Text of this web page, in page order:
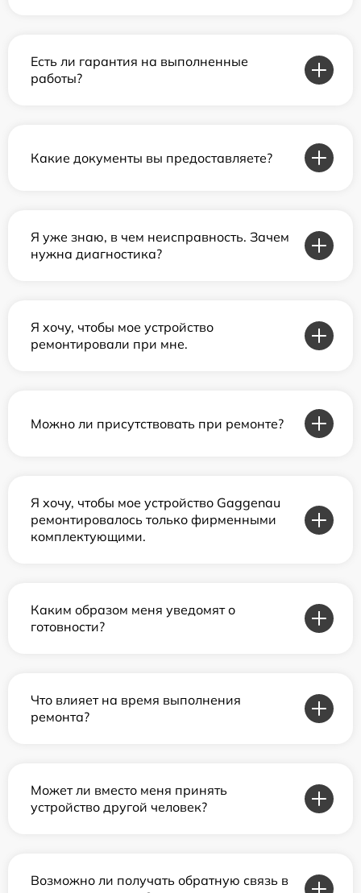
Есть ли гарантия на выполненные
работы?
Какие документы вы предоставляете?
Я уже знаю, в чем неисправность. Зачем
нужна диагностика?
Я хочу, чтобы мое устройство
ремонтировали при мне.
Можно ли присутствовать при ремонте?
Я хочу, чтобы мое устройство Gaggenau
ремонтировалось только фирменными
комплектующими.
Каким образом меня уведомят о
готовности?
Что влияет на время выполнения
ремонта?
Может ли вместо меня принять
устройство другой человек?
Возможно ли получать обратную связь в